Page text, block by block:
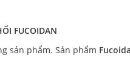
FUCOIDAN
sản phẩm. Sản phẩm